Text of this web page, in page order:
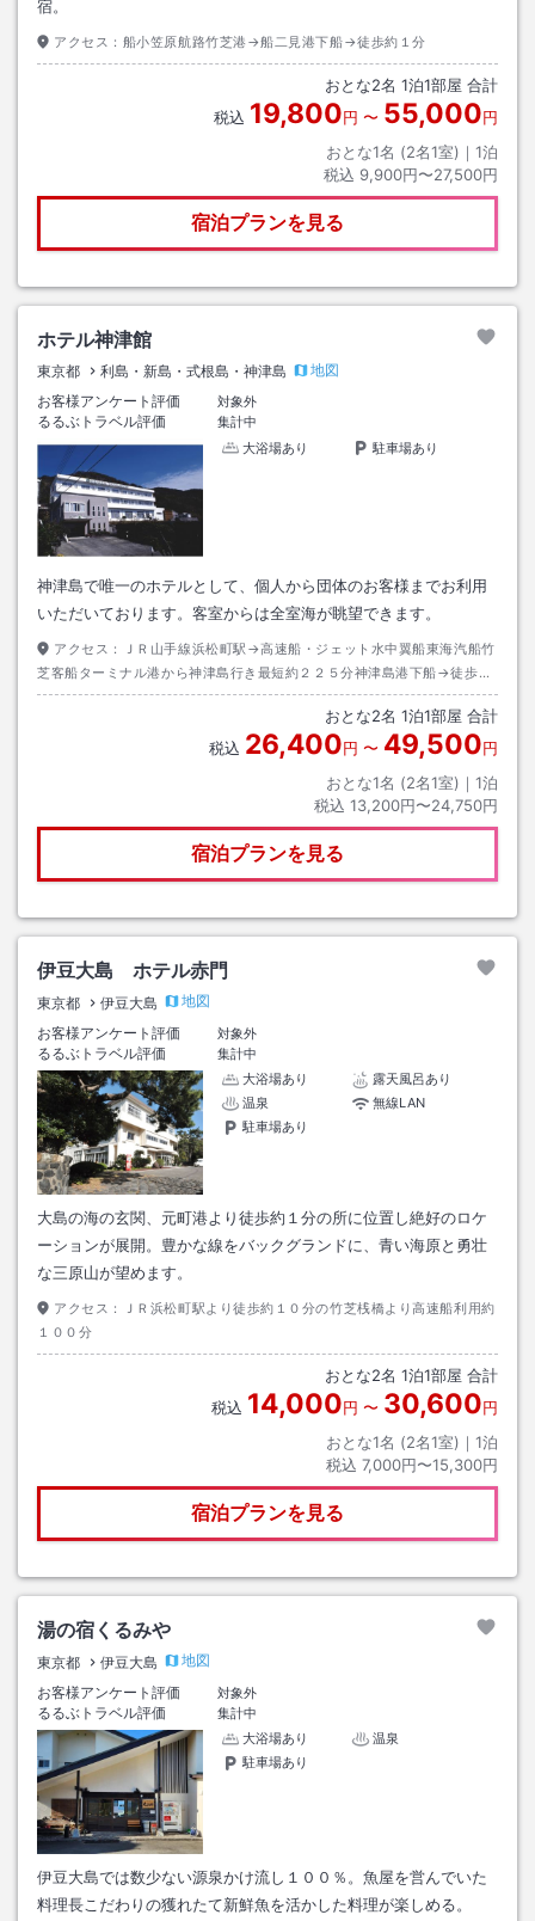
宿。
アクセス： 船小笠原航路竹芝港→船二見港下船→徒歩約１分
おとな2名 1泊1部屋 合計
税込 19,800円 〜 55,000円
おとな1名 (2名1室)｜ 1泊
税込 9,900円〜27,500円
宿泊プランを見る
ホテル神津館
東京都 利島・新島・式根島・神津島
地図
お客様アンケート評価
対象外
るるぶトラベル評価
集計中
大浴場あり
駐車場あり
神津島で唯一のホテルとして、個人から団体のお客様までお利用
いただいております。客室からは全室海が眺望できます。
アクセス：
ＪＲ山手線浜松町駅→高速船・ジェット水中翼船東海汽船竹
芝客船ターミナル港から神津島行き最短約２２５分神津島港下船→徒歩約
１５分
おとな2名 1泊1部屋 合計
税込 26,400円 〜 49,500円
おとな1名 (2名1室)｜ 1泊
税込 13,200円〜24,750円
宿泊プランを見る
伊豆大島 ホテル赤門
東京都 伊豆大島
地図
お客様アンケート評価
対象外
るるぶトラベル評価
集計中
大浴場あり
露天風呂あり
温泉
無線LAN
駐車場あり
大島の海の玄関、元町港より徒歩約１分の所に位置し絶好のロケ
ーションが展開。豊かな線をバックグランドに、青い海原と勇壮
な三原山が望めます。
アクセス：
ＪＲ浜松町駅より徒歩約１０分の竹芝桟橋より高速船利用約
１００分
おとな2名 1泊1部屋 合計
税込 14,000円 〜 30,600円
おとな1名 (2名1室)｜ 1泊
税込 7,000円〜15,300円
宿泊プランを見る
湯の宿くるみや
東京都 伊豆大島
地図
お客様アンケート評価
対象外
るるぶトラベル評価
集計中
大浴場あり
温泉
駐車場あり
伊豆大島では数少ない源泉かけ流し１００％。魚屋を営んでいた
料理長こだわりの獲れたて新鮮魚を活かした料理が楽しめる。